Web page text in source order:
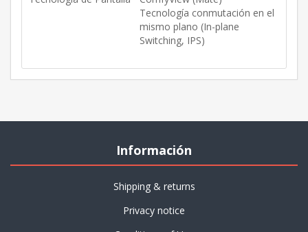
Tecnología conmutación en el
mismo plano (In-plane
Switching, IPS)
Información
Shipping & returns
Privacy notice